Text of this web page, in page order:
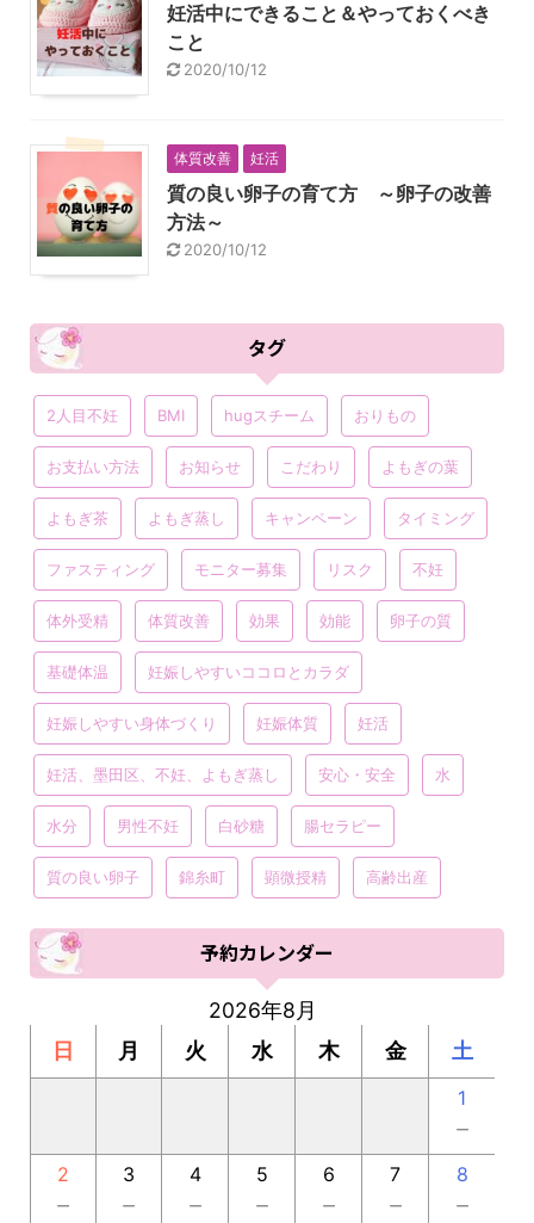
妊活中にできること＆やっておくべき
こと
2020/10/12
体質改善 妊活
質の良い卵子の育て方 ～卵子の改善
方法～
2020/10/12
タグ
2人目不妊 BMI hugスチーム おりもの
お支払い方法 お知らせ こだわり よもぎの葉
よもぎ茶 よもぎ蒸し キャンペーン タイミング
ファスティング モニター募集 リスク 不妊
体外受精 体質改善 効果 効能 卵子の質
基礎体温 妊娠しやすいココロとカラダ
妊娠しやすい身体づくり 妊娠体質 妊活
妊活、墨田区、不妊、よもぎ蒸し 安心・安全 水
水分 男性不妊 白砂糖 腸セラピー
質の良い卵子 錦糸町 顕微授精 高齢出産
予約カレンダー
2026年8月
日
月 火 水 木 金 土
1
－
2
－
3
－
4
－
5
－
6
－
7
－
8
－